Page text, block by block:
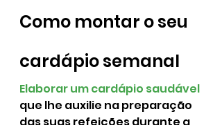
Como montar o seu
cardápio semanal
Elaborar um cardápio saudável
que lhe auxilie na preparação